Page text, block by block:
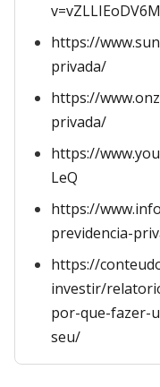
v=vZLLIEoDV6M
https://
privada/
https://
privada/
https://
LeQ
https://
previdencia-
https://
investir/
por-que-fazer-
seu/